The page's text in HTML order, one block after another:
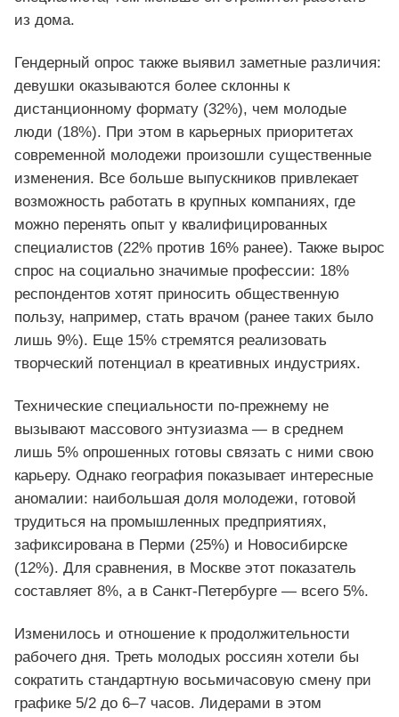
из дома.
Гендерный опрос также выявил заметные различия:
девушки оказываются более склонны к
дистанционному формату (32%), чем молодые
люди (18%). При этом в карьерных приоритетах
современной молодежи произошли существенные
изменения. Все больше выпускников привлекает
возможность работать в крупных компаниях, где
можно перенять опыт у квалифицированных
специалистов (22% против 16% ранее). Также вырос
спрос на социально значимые профессии: 18%
респондентов хотят приносить общественную
пользу, например, стать врачом (ранее таких было
лишь 9%). Еще 15% стремятся реализовать
творческий потенциал в креативных индустриях.
Технические специальности по-прежнему не
вызывают массового энтузиазма — в среднем
лишь 5% опрошенных готовы связать с ними свою
карьеру. Однако география показывает интересные
аномалии: наибольшая доля молодежи, готовой
трудиться на промышленных предприятиях,
зафиксирована в Перми (25%) и Новосибирске
(12%). Для сравнения, в Москве этот показатель
составляет 8%, а в Санкт-Петербурге — всего 5%.
Изменилось и отношение к продолжительности
рабочего дня. Треть молодых россиян хотели бы
сократить стандартную восьмичасовую смену при
графике 5/2 до 6–7 часов. Лидерами в этом